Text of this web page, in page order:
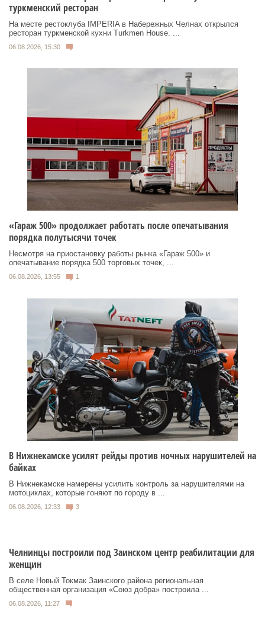
туркменский ресторан
На месте рестоклуба IMPERIA в Набережных Челнах открылся
ресторан туркменской кухни Turkmen House. ...
06.08.2026, 15:30
«Гараж 500» продолжает работать после опечатывания
порядка полутысячи точек
Несмотря на приостановку работы рынка «Гараж 500» и
опечатывание порядка 500 торговых точек, ...
06.08.2026, 13:55 1
В Нижнекамске усилят рейды против ночных нарушителей на
байках
В Нижнекамске намерены усилить контроль за нарушителями на
мотоциклах, которые гоняют по городу в ...
06.08.2026, 12:33 3
Челнинцы построили под Заинском центр реабилитации для
женщин
В селе Новый Токмак Заинского района региональная
общественная организация «Союз добра» построила ...
06.08.2026, 11:27